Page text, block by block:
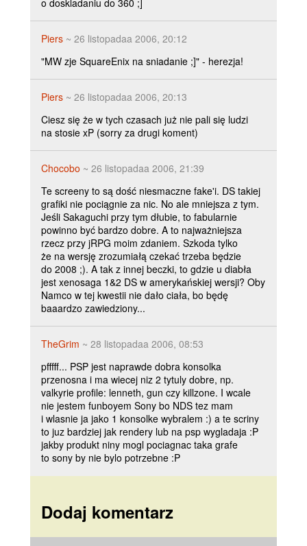
Piers ~ 26 listopadaa 2006, 20:12
"MW zje SquareEnix na sniadanie ;]" - herezja!
Piers ~ 26 listopadaa 2006, 20:13
Ciesz się że w tych czasach już nie pali się ludzi
na stosie xP (sorry za drugi koment)
Chocobo ~ 26 listopadaa 2006, 21:39
Te screeny to są dość niesmaczne fake'i. DS takiej
grafiki nie pociągnie za nic. No ale mniejsza z tym.
Jeśli Sakaguchi przy tym dłubie, to fabularnie
powinno być bardzo dobre. A to najważniejsza
rzecz przy jRPG moim zdaniem. Szkoda tylko
że na wersję zrozumiałą czekać trzeba będzie
do 2008 ;). A tak z innej beczki, to gdzie u diabła
jest xenosaga 1&2 DS w amerykańskiej wersji? Oby
Namco w tej kwestii nie dało ciała, bo będę
baaardzo zawiedziony...
TheGrim ~ 28 listopadaa 2006, 08:53
pfffff... PSP jest naprawde dobra konsolka
przenosna i ma wiecej niz 2 tytuly dobre, np.
valkyrie profile: lenneth, gun czy killzone. I wcale
nie jestem funboyem Sony bo NDS tez mam
i wlasnie ja jako 1 konsolke wybralem :) a te scriny
to juz bardziej jak rendery lub na psp wygladaja :P
jakby produkt niny mogl pociagnac taka grafe
to sony by nie bylo potrzebne :P
Dodaj komentarz